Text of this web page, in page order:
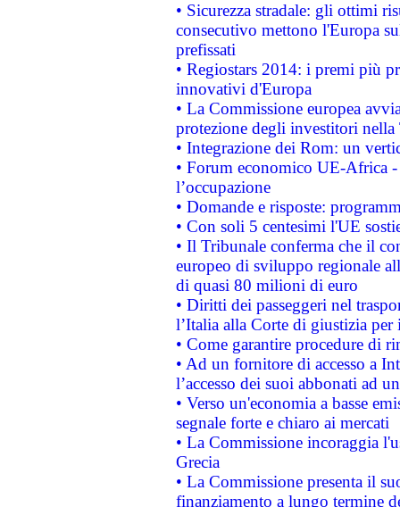
• Sicurezza stradale: gli ottimi
consecutivo mettono l'Europa
prefissati
• Regiostars 2014: i premi più
innovativi d'Europa
• La Commissione europea
protezione degli investitori
• Integrazione dei Rom: un
• Forum economico UE-Africa -
l’occupazione
• Domande e risposte:
• Con soli 5 centesimi l'UE
• Il Tribunale conferma che il
europeo di sviluppo regionale
di quasi 80 milioni di euro
• Diritti dei passeggeri nel
l’Italia alla Corte di giustizia
• Come garantire procedure di
• Ad un fornitore di accesso a
l’accesso dei suoi abbonati ad
• Verso un'economia a basse
segnale forte e chiaro ai mercati
• La Commissione incoraggia
Grecia
• La Commissione presenta il
finanziamento a lungo termine